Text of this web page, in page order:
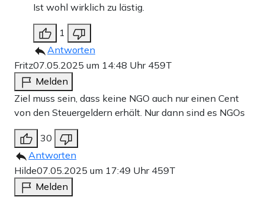
Ist wohl wirklich zu lästig.
1
Antworten
Fritz07.05.2025 um 14:48 Uhr 459T
Melden
Ziel muss sein, dass keine NGO auch nur einen Cent
von den Steuergeldern erhält. Nur dann sind es NGOs
30
Antworten
Hilde07.05.2025 um 17:49 Uhr 459T
Melden